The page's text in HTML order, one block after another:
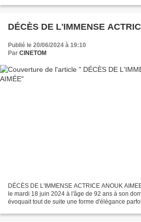
DÉCÈS DE L'IMMENSE
Publié le 20/06/2024 à 19:10
Par CINETOM
DÉCÈS DE L'IMMENSE ACTRICE ANOUK
le mardi 18 juin 2024 à l'âge de 92 ans à son
évoquait tout de suite une forme d'élégance